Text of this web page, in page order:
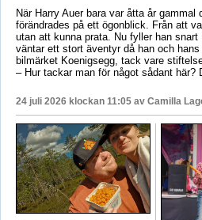
När Harry Auer bara var åtta år
förändrades på ett ögonblick. Från att
utan att kunna prata. Nu fyller han
väntar ett stort äventyr då han och
bilmärket Koenigsegg, tack vare
– Hur tackar man för något sådant här?
24 juli 2026 klockan 11:05 av Camilla